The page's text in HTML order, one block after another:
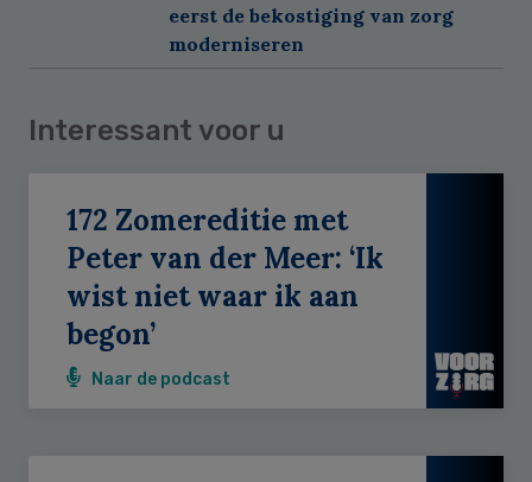
eerst de bekostiging van zorg
moderniseren
Interessant voor u
172 Zomereditie met
Peter van der Meer: ‘Ik
wist niet waar ik aan
begon’
Naar de podcast